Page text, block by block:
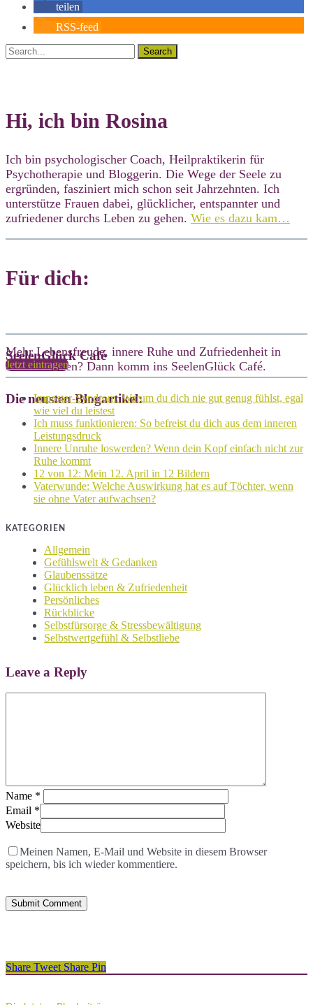
teilen
RSS-feed
Search
Hi, ich bin Rosina
Ich bin psychologischer Coach, Heilpraktikerin für
Psychotherapie und Bloggerin. Die Wege der Seele zu
ergründen, fasziniert mich schon seit Jahrzehnten. Ich
unterstütze Frauen dabei, glücklicher, entspannter und
zufriedener durchs Leben zu gehen. Wie es dazu kam…
Für dich:
SeelenGlück Café
Mehr Lebensfreude, innere Ruhe und Zufriedenheit in
deinem Leben? Dann komm ins SeelenGlück Café.
Jetzt eintragen
Die neusten Blogartikel:
Imposter-Syndrom: Warum du dich nie gut genug fühlst, egal
wie viel du leistest
Ich muss funktionieren: So befreist du dich aus dem inneren
Leistungsdruck
Innere Unruhe loswerden? Wenn dein Kopf einfach nicht zur
Ruhe kommt
12 von 12: Mein 12. April in 12 Bildern
Vaterwunde: Welche Auswirkung hat es auf Töchter, wenn
sie ohne Vater aufwachsen?
KATEGORIEN
Allgemein
Gefühlswelt & Gedanken
Glaubenssätze
Glücklich leben & Zufriedenheit
Persönliches
Rückblicke
Selbstfürsorge & Stressbewältigung
Selbstwertgefühl & Selbstliebe
Leave a Reply
Name *
Email *
Website
Meinen Namen, E-Mail und Website in diesem Browser
speichern, bis ich wieder kommentiere.
Share Tweet Share Pin